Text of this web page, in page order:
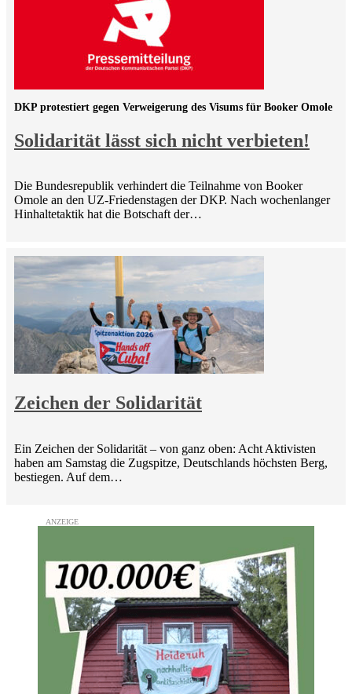
Solidarität lässt sich nicht verbieten!
DKP protestiert gegen Verweigerung des Visums für Booker Omole
Die Bundesrepublik verhindert die Teilnahme von Booker
Omole an den UZ-Friedenstagen der DKP. Nach wochenlanger
Hinhaltetaktik hat die Botschaft der…
Zeichen der Solidarität
Ein Zeichen der Solidarität – von ganz oben: Acht Aktivisten
haben am Samstag die Zugspitze, Deutschlands höchsten Berg,
bestiegen. Auf dem…